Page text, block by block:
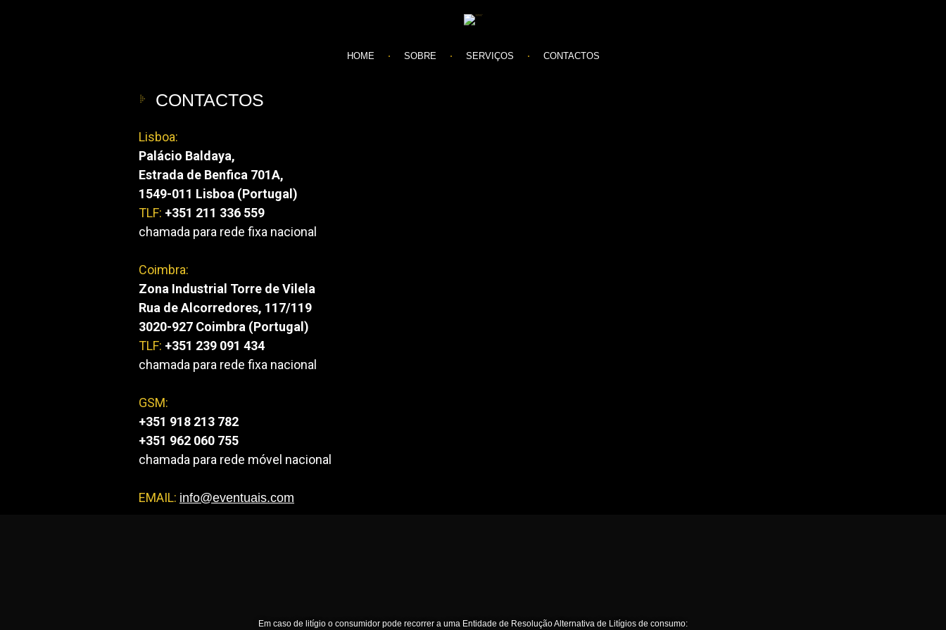
HOME SOBRE SERVIÇOS CONTACTOS
CONTACTOS
Lisboa:
Palácio Baldaya,
Estrada de Benfica 701A,
1549-011 Lisboa (Portugal)
TLF: +351 211 336 559
chamada para rede fixa nacional
Coimbra:
Zona Industrial Torre de Vilela
Rua de Alcorredores, 117/119
3020-927 Coimbra (Portugal)
TLF: +351 239 091 434
chamada para rede fixa nacional
GSM:
+351 918 213 782
+351 962 060 755
chamada para rede móvel nacional
EMAIL: info@eventuais.com
Em caso de litígio o consumidor pode recorrer a uma Entidade de Resolução Alternativa de Litígios de consumo: